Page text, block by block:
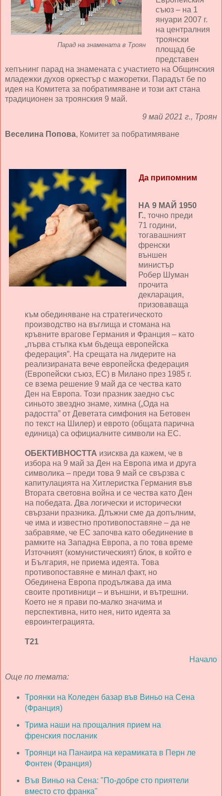
Парад на знамената в Троян
съюз – на 1
януари 2007 г.
на централния
троянски
площад бе
представен
хепънинг парад на знамената с участието на Общинския
младежки духов оркестър с мажоретки. Парадът бе по
идея на Комитета за побратимяване и този акт стана
традиционен за троянския 9 май.
9 май 2021 г., Троян
Веселина Попова, Комитет за побратимяване
Да припомним
НА 9 МАЙ 1950
Г., точно преди
71 години,
тогавашният
френски
външен
министър
Робер Шуман
прочита
декларация,
призоваваща
към обединяване на стратегическото
производство на въглища и стомана на
кръвните врагове Германия и Франция – като
„първа стъпка към бъдеща европейска
федерация”. На срещата на лидерите на
реализираната вече европейска федерация
(Европейски съюз, ЕС) в Милано през 1985 г.
се взема решение 9 май да се чества като
Ден на Европа. Този празник заедно със
синьото звездно знаме, химна („Ода на
радостта” от Деветата симфония на Бетовен
по текст на Шилер) и еврото (общата парична
единица) са официалните символи на ЕС.
ОБЕКТИВНОСТТА изисква да кажем, че в
избора на 9 май за Ден на Европа има и друга
символика – преди това 9 май се свързва с
капитулацията на Хитлеристка Германия във
Втората световна война и се чества като Ден
на победата. Два логически и исторически
свързани празника. Длъжни сме да допълним,
че има и известно противопоставяне – да не
забравяме, че ЕС започва като обединение в
рамките на Западна Европа, а по това време
Източният (комунистическият) блок, в който е
и България, не приема идеята. Това
противопоставяне е минал факт, но
Обединена Европа продължава да има
своите противници – и външни, и вътрешни.
Което не я прави по-малко значима и
перспективна, нито нея, нито идеята за
евроинтеграцията.
Т21
Начало
Още по темата:
Троянки на Коледен базар във Виньо на Сена
(Франция)
Трима наши на прощалния прием на
френския посланик
Троянци на Панаира на керамиката в Перн ле
Фонтен (Франция)
Във Виньо на Сена: "По-добре сто приятели
вместо сто франка"